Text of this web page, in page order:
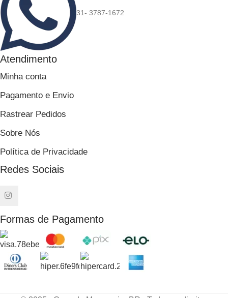
31- 3787-1672
Atendimento
Minha conta
Pagamento e Envio
Rastrear Pedidos
Sobre Nós
Política de Privacidade
Redes Sociais
Formas de Pagamento